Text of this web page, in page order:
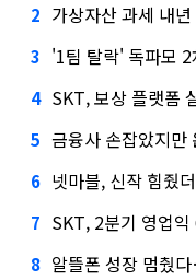
2 가상자산 과세 내
3 '1팀 탈락' 독파모
4 SKT, 보상 플랫폼
5 금융사 손잡았지
6 넷마블, 신작 힘줬
7 SKT, 2분기 영업
8 알뜰폰 성장 멈췄